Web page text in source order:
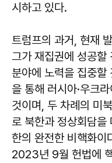
시하고 있다.
트럼프의 과거, 현재
그가 재집권에 성공할
분야에 노력을 집중할
을 통해 러시아·우크
것이며, 두 차례의 미
로 북한과 정상회담을
한의 완전한 비핵화이
2023년 9월 헌법에